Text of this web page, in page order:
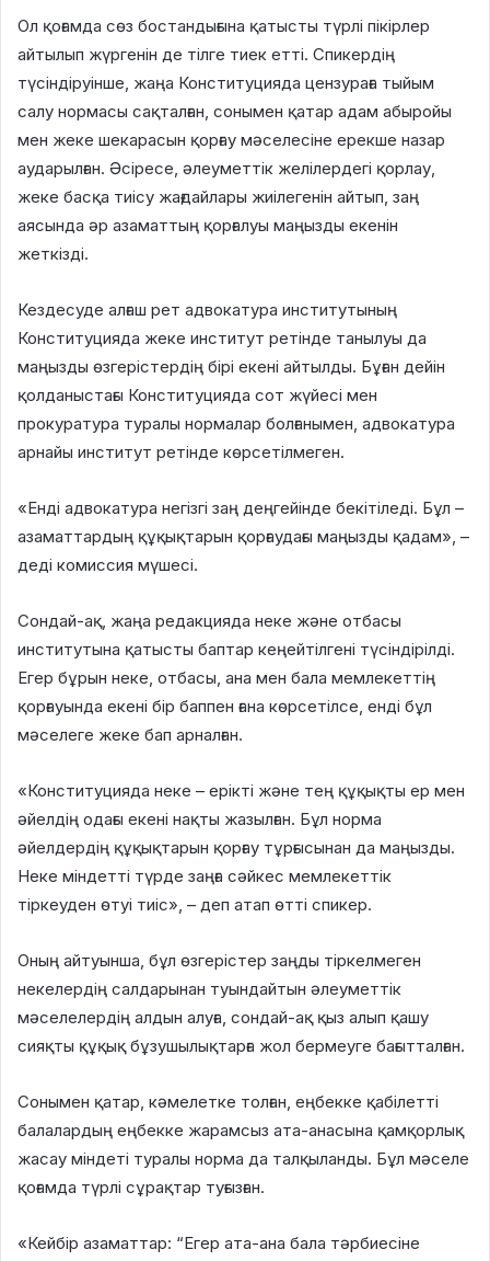
Ол қоғамда сөз бостандығына қатысты түрлі пікірлер
айтылып жүргенін де тілге тиек етті. Спикердің
түсіндіруінше, жаңа Конституцияда цензураға тыйым
салу нормасы сақталған, сонымен қатар адам абыройы
мен жеке шекарасын қорғау мәселесіне ерекше назар
аударылған. Әсіресе, әлеуметтік желілердегі қорлау,
жеке басқа тиісу жағдайлары жиілегенін айтып, заң
аясында әр азаматтың қорғалуы маңызды екенін
жеткізді.
Кездесуде алғаш рет адвокатура институтының
Конституцияда жеке институт ретінде танылуы да
маңызды өзгерістердің бірі екені айтылды. Бұған дейін
қолданыстағы Конституцияда сот жүйесі мен
прокуратура туралы нормалар болғанымен, адвокатура
арнайы институт ретінде көрсетілмеген.
«Енді адвокатура негізгі заң деңгейінде бекітіледі. Бұл –
азаматтардың құқықтарын қорғаудағы маңызды қадам», –
деді комиссия мүшесі.
Сондай-ақ, жаңа редакцияда неке және отбасы
институтына қатысты баптар кеңейтілгені түсіндірілді.
Егер бұрын неке, отбасы, ана мен бала мемлекеттің
қорғауында екені бір баппен ғана көрсетілсе, енді бұл
мәселеге жеке бап арналған.
«Конституцияда неке – ерікті және тең құқықты ер мен
әйелдің одағы екені нақты жазылған. Бұл норма
әйелдердің құқықтарын қорғау тұрғысынан да маңызды.
Неке міндетті түрде заңға сәйкес мемлекеттік
тіркеуден өтуі тиіс», – деп атап өтті спикер.
Оның айтуынша, бұл өзгерістер заңды тіркелмеген
некелердің салдарынан туындайтын әлеуметтік
мәселелердің алдын алуға, сондай-ақ қыз алып қашу
сияқты құқық бұзушылықтарға жол бермеуге бағытталған.
Сонымен қатар, кәмелетке толған, еңбекке қабілетті
балалардың еңбекке жарамсыз ата-анасына қамқорлық
жасау міндеті туралы норма да талқыланды. Бұл мәселе
қоғамда түрлі сұрақтар туғызған.
«Кейбір азаматтар: “Егер ата-ана бала тәрбиесіне